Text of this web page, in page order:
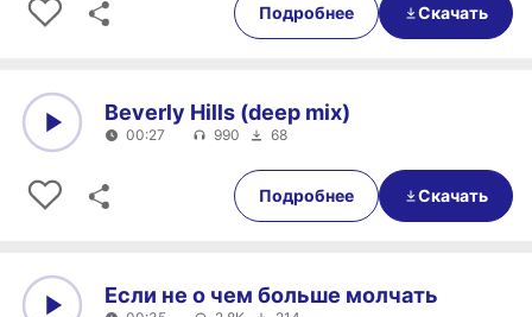
Подробнее Скачать
00:27
Beverly Hills (deep mix)
00:27 990 68
Подробнее Скачать
Если не о чем больше молчать